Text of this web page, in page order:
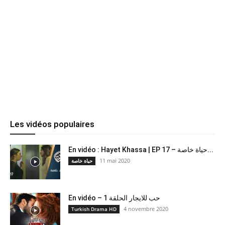
Les vidéos populaires
En vidéo : Hayet Khassa | EP 17 – حياة خاصة...
حياة خاصة 11 mai 2020
En vidéo – حب للايجار الحلقة 1
Turkish Drama HD 4 novembre 2020